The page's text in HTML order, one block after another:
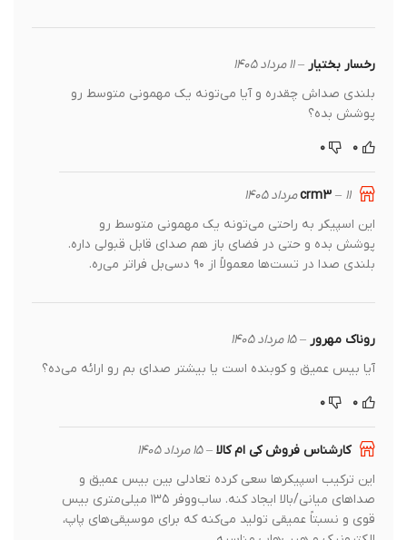
رخسار بختیار– ۱۱ مرداد ۱۴۰۵
بلندی صداش چقدره و آیا می‌تونه یک مهمونی متوسط رو
پوشش بده؟
– ۱۱ مرداد ۱۴۰۵
این اسپیکر به راحتی می‌تونه یک مهمونی متوسط رو
پوشش بده و حتی در فضای باز هم صدای قابل قبولی داره.
بلندی صدا در تست‌ها معمولاً از ۹۰ دسی‌بل فراتر می‌ره.
روناک مهرور– ۱۵ مرداد ۱۴۰۵
آیا بیس عمیق و کوبنده است یا بیشتر صدای بم رو ارائه می‌ده؟
کارشناس فروش کی ام کالا– ۱۵ مرداد ۱۴۰۵
این ترکیب اسپیکرها سعی کرده تعادلی بین بیس عمیق و
صداهای میانی/بالا ایجاد کنه. ساب‌ووفر ۱۳۵ میلی‌متری بیس
قوی و نسبتاً عمیقی تولید می‌کنه که برای موسیقی‌های پاپ،